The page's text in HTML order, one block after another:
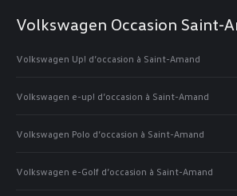
opens
newnewnew
opens
new
Volkswagen Occasion Saint-
Volkswagen Up! d’occasion à Saint-Amand
Volkswagen e-up! d’occasion à Saint-Amand
Volkswagen Polo d’occasion à Saint-Amand
Volkswagen e-Golf d’occasion à Saint-Amand